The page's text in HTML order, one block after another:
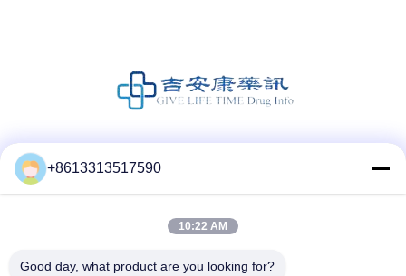
Media społecznościowe
+8613313517590
10:22 AM
Good day, what product are you looking for?